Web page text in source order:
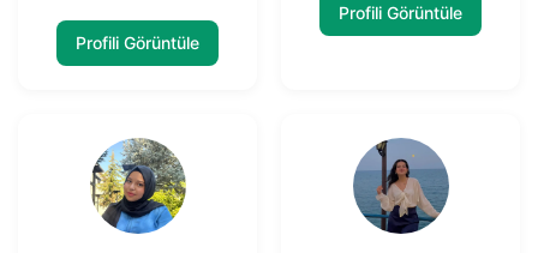
Profili Görüntüle
Profili Görüntüle